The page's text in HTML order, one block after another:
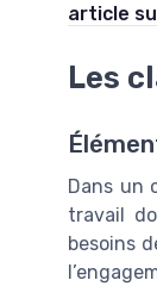
article
Les
Dans un
travail
besoins